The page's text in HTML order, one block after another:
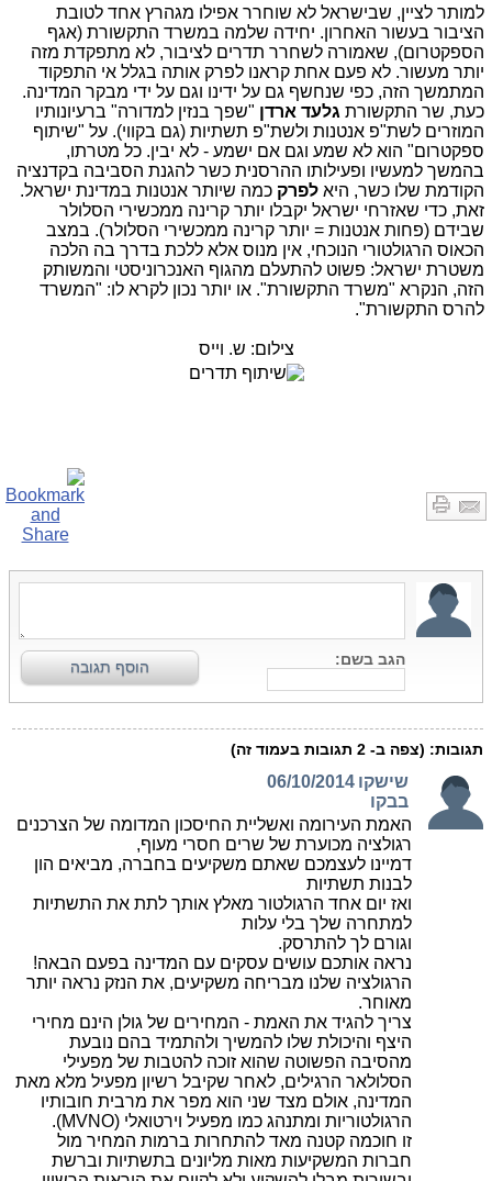
למותר לציין, שבישראל לא שוחרר אפילו מגהרץ אחד לטובת
הציבור בעשור האחרון. יחידה שלמה במשרד התקשורת (אגף
הספקטרום), שאמורה לשחרר תדרים לציבור, לא מתפקדת מזה
יותר מעשור. לא פעם אחת קראנו לפרק אותה בגלל אי התפקוד
המתמשך הזה, כפי שנחשף גם על ידינו וגם על ידי מבקר המדינה.
כעת, שר התקשורת גלעד ארדן "שפך בנזין למדורה" ברעיונותיו
המוזרים לשת"פ אנטנות ולשת"פ תשתיות (גם בקווי). על "שיתוף
ספקטרום" הוא לא שמע וגם אם ישמע - לא יבין. כל מטרתו,
בהמשך למעשיו ופעילותו ההרסנית כשר להגנת הסביבה בקדנציה
הקודמת שלו כשר, היא לפרק כמה שיותר אנטנות במדינת ישראל.
זאת, כדי שאזרחי ישראל יקבלו יותר קרינה ממכשירי הסלולר
שבידם (פחות אנטנות = יותר קרינה ממכשירי הסלולר). במצב
הכאוס הרגולטורי הנוכחי, אין מנוס אלא ללכת בדרך בה הלכה
משטרת ישראל: פשוט להתעלם מהגוף האנכרוניסטי והמשותק
הזה, הנקרא "משרד התקשורת". או יותר נכון לקרא לו: "המשרד
להרס התקשורת".
צילום: ש. וייס